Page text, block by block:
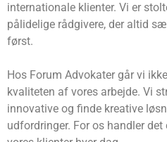
internationale klienter. Vi er
pålidelige rådgivere, der altid
først.
Hos Forum Advokater går vi
kvaliteten af vores arbejde. Vi
innovative og finde kreative
udfordringer. For os handler